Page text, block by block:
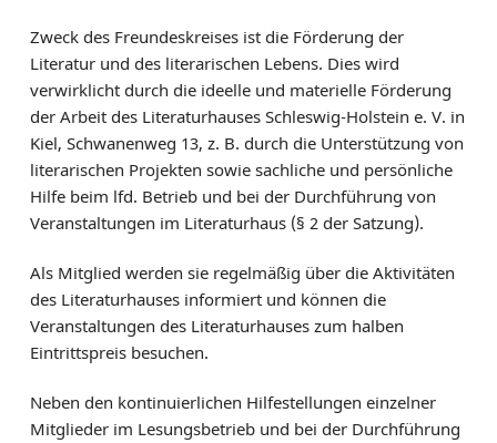
Zweck des Freundeskreises ist die Förderung der
Literatur und des literarischen Lebens. Dies wird
verwirklicht durch die ideelle und materielle Förderung
der Arbeit des Literaturhauses Schleswig-Holstein e. V. in
Kiel, Schwanenweg 13, z. B. durch die Unterstützung von
literarischen Projekten sowie sachliche und persönliche
Hilfe beim lfd. Betrieb und bei der Durchführung von
Veranstaltungen im Literaturhaus (§ 2 der Satzung).
Als Mitglied werden sie regelmäßig über die Aktivitäten
des Literaturhauses informiert und können die
Veranstaltungen des Literaturhauses zum halben
Eintrittspreis besuchen.
Neben den kontinuierlichen Hilfestellungen einzelner
Mitglieder im Lesungsbetrieb und bei der Durchführung